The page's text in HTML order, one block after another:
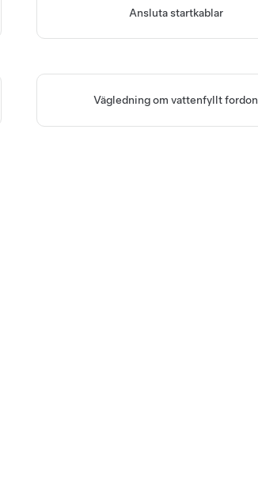
Ansluta startkablar
Vägledning om vattenfyllt fordon